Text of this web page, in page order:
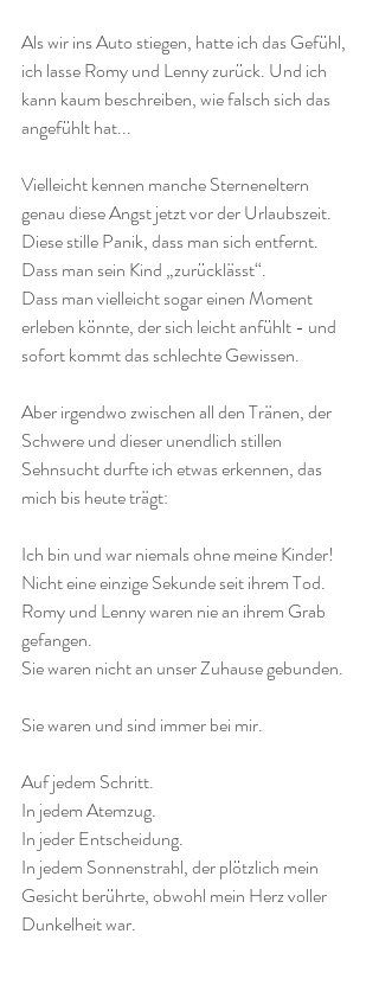
Als wir ins Auto stiegen, hatte ich das Gefühl,
ich lasse Romy und Lenny zurück. Und ich
kann kaum beschreiben, wie falsch sich das
angefühlt hat...
Vielleicht kennen manche Sterneneltern
genau diese Angst jetzt vor der Urlaubszeit.
Diese stille Panik, dass man sich entfernt.
Dass man sein Kind „zurücklässt“.
Dass man vielleicht sogar einen Moment
erleben könnte, der sich leicht anfühlt - und
sofort kommt das schlechte Gewissen.
Aber irgendwo zwischen all den Tränen, der
Schwere und dieser unendlich stillen
Sehnsucht durfte ich etwas erkennen, das
mich bis heute trägt:
Ich bin und war niemals ohne meine Kinder!
Nicht eine einzige Sekunde seit ihrem Tod.
Romy und Lenny waren nie an ihrem Grab
gefangen.
Sie waren nicht an unser Zuhause gebunden.
Sie waren und sind immer bei mir.
Auf jedem Schritt.
In jedem Atemzug.
In jeder Entscheidung.
In jedem Sonnenstrahl, der plötzlich mein
Gesicht berührte, obwohl mein Herz voller
Dunkelheit war.